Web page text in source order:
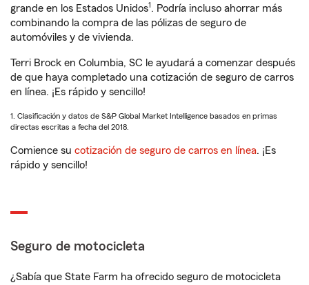
grande en los Estados Unidos1. Podría incluso ahorrar más
combinando la compra de las pólizas de seguro de
automóviles y de vivienda.
Terri Brock en Columbia, SC le ayudará a comenzar después
de que haya completado una cotización de seguro de carros
en línea. ¡Es rápido y sencillo!
1. Clasificación y datos de S&P Global Market Intelligence basados en primas
directas escritas a fecha del 2018.
Comience su cotización de seguro de carros en línea. ¡Es
rápido y sencillo!
Seguro de motocicleta
¿Sabía que State Farm ha ofrecido seguro de motocicleta